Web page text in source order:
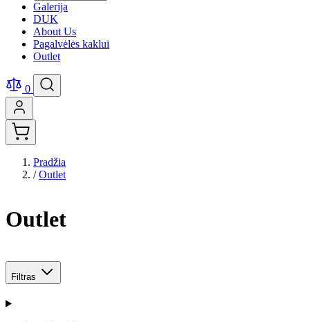
Galerija
DUK
About Us
Pagalvėlės kaklui
Outlet
0
Pradžia
/ Outlet
Outlet
Filtras